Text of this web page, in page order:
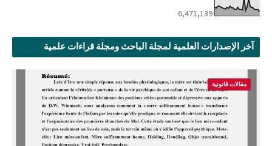
6,471,139
آخر الإصدارات العلمية لمجلة الباحث ومجلة قراءات علمية
مقالات قانونية